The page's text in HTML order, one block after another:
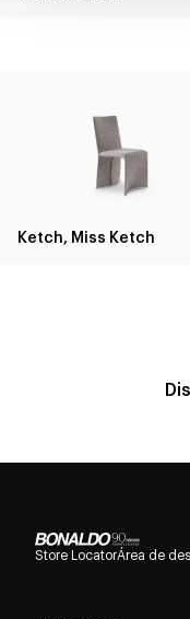
Ketch, Miss Ketch
Store LocatorÁrea de